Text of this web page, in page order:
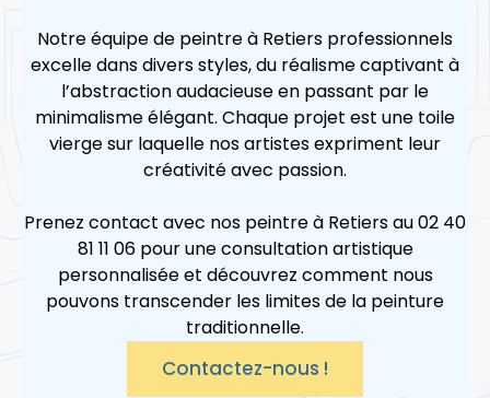
Notre équipe de peintre à Retiers professionnels
excelle dans divers styles, du réalisme captivant à
l’abstraction audacieuse en passant par le
minimalisme élégant. Chaque projet est une toile
vierge sur laquelle nos artistes expriment leur
créativité avec passion.
Prenez contact avec nos peintre à Retiers au 02 40
81 11 06 pour une consultation artistique
personnalisée et découvrez comment nous
pouvons transcender les limites de la peinture
traditionnelle.
Contactez-nous !